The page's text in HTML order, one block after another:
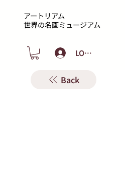
アートリアム
​世界の名画ミュージアム
LOGIN
Back